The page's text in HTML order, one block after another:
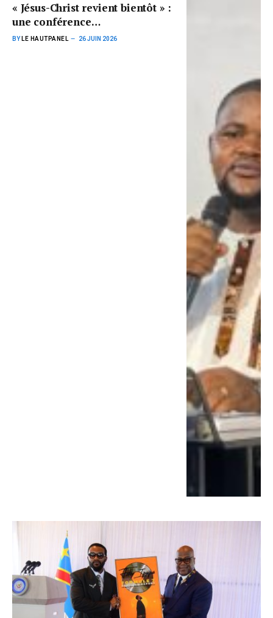
« Jésus-Christ revient bientôt » :
une conférence
interuniversitaire ce 27 juin
BY LE HAUTPANEL 26 JUIN 2026